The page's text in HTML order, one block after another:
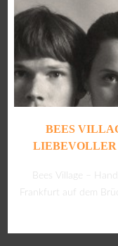
BEES
LIEBEVOLLER
Bees Village –
Frankfurt auf dem